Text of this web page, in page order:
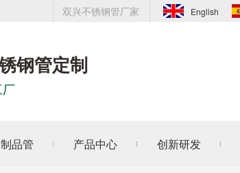
双兴不锈钢管厂家 English
钢管定制
品管 产品中心 创新研发